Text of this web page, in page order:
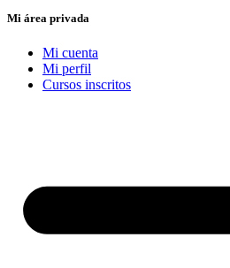
Mi área privada
Mi cuenta
Mi perfil
Cursos inscritos